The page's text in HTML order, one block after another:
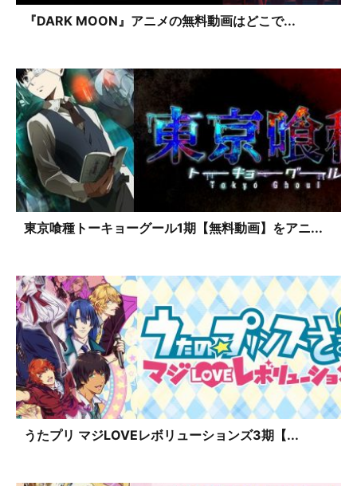
『DARK MOON』アニメの無料動画はどこで...
東京喰種トーキョーグール1期【無料動画】をアニ...
うたプリ マジLOVEレボリューションズ3期【...